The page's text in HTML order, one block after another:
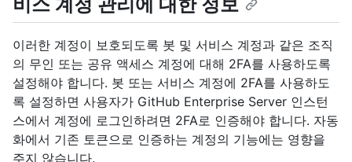
이러한 계정이 보호되도록 봇 및 서비스 계정과 같은 조직
의 무인 또는 공유 액세스 계정에 대해 2FA를 사용하도록
설정해야 합니다. 봇 또는 서비스 계정에 2FA를 사용하도
록 설정하면 사용자가 GitHub Enterprise Server 인스턴
스에서 계정에 로그인하려면 2FA로 인증해야 합니다. 자동
화에서 기존 토큰으로 인증하는 계정의 기능에는 영향을
주지 않습니다.